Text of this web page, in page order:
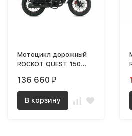
Мотоцикл дорожный
ROCKOT QUEST 150
ЭПТС) MSD
136 660 ₽
В корзину